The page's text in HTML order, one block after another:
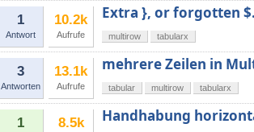
1
Antwort
10.2k
Aufrufe
Extra }, or forgotten
multirow tabularx
3
Antworten
13.1k
Aufrufe
mehrere Zeilen in
tabular multirow tabularx
1 8.5k Handhabung